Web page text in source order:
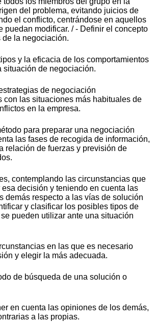
del problema, evitando juicios de
el conflicto, centrándose en aquellos
puedan modificar. / - Definir el concepto
de la negociación.
y la eficacia de los comportamientos
situación de negociación.
de negociación
con las situaciones más habituales de
en la empresa.
para preparar una negociación
las fases de recogida de información,
relación de fuerzas y previsión de
contemplando las circunstancias que
decisión y teniendo en cuenta las
demás respecto a las vías de solución
y clasificar los posibles tipos de
pueden utilizar ante una situación
en las que es necesario
y elegir la más adecuada.
de búsqueda de una solución o
en cuenta las opiniones de los demás,
a las propias.